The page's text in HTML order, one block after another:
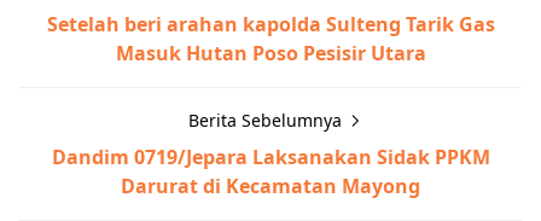
Setelah beri arahan kapolda Sulteng Tarik Gas
Masuk Hutan Poso Pesisir Utara
Berita Sebelumnya
Dandim 0719/Jepara Laksanakan Sidak PPKM
Darurat di Kecamatan Mayong